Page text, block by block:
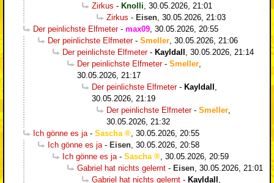
Zirkus - Knolli 30.05.2026, 21:01
Zirkus - Eisen 30.05.2026, 21:03
Der peinlichste Elfmeter- max09 30.05.2026, 20:55
Der peinlichste Elfmeter- Smeller 30.05.2026, 21:06
Der peinlichste Elfmeter- Kayldall
30.05.2026, 21:14
Der peinlichste Elfmeter- Smeller
30.05.2026, 21:17
Der peinlichste Elfmeter- Kayldall
30.05.2026, 21:19
Der peinlichste Elfmeter- Smeller
30.05.2026, 21:32
Ich gönne es ja - Sascha
30.05.2026, 20:55
Ich gönne es ja - Eisen 30.05.2026, 20:58
Ich gönne es ja - Sascha
30.05.2026, 20:59
Gabriel hat nichts gelernt - Eisen 30.05.2026, 21:01
Gabriel hat nichts gelernt - Kayldall